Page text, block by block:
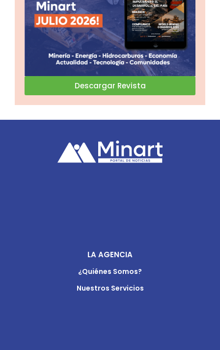
Descargar Revista
LA AGENCIA
¿Quiénes Somos?
Nuestros Servicios